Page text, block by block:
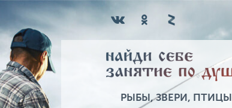
РЫБЫ, ЗВЕРИ, ПТИЦЫ